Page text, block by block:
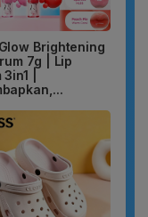
Brightening
7g | Lip
|